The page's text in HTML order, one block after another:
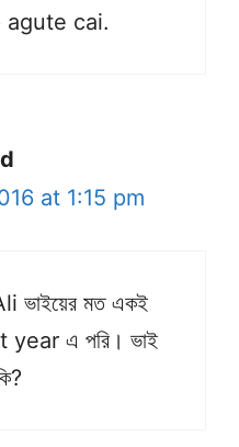
agute cai.
at 1:15 pm
ভাইয়ের মত একই
year এ পরি। ভাই